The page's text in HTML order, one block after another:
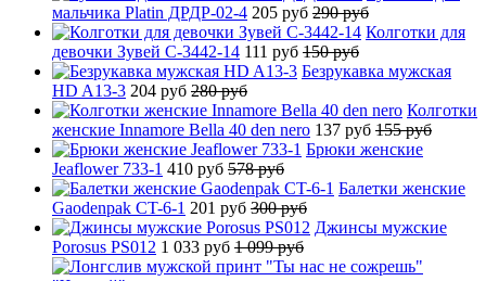
мальчика Platin ДРДР-02-4 205 руб 290 руб
Колготки для
девочки Зувей C-3442-14 111 руб 150 руб
Безрукавка мужская
HD A13-3 204 руб 280 руб
Колготки
женские Innamore Bella 40 den nero 137 руб 155 руб
Брюки женские
Jeaflower 733-1 410 руб 578 руб
Балетки женские
Gaodenpak CT-6-1 201 руб 300 руб
Джинсы мужские
Porosus PS012 1 033 руб 1 099 руб